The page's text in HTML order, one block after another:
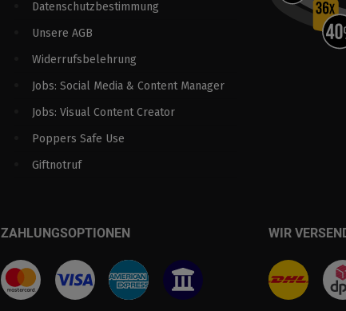
Datenschutzbestimmung
Unsere AGB
Widerrufsbelehrung
Jobs: Social Media & Content Manager
Jobs: Visual Content Creator
Poppers Safe Use
Giftnotruf
ZAHLUNGSOPTIONEN WIR